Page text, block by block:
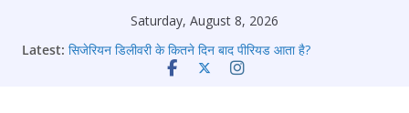
Saturday, August 8, 2026
Latest: सिजेरियन डिलीवरी के कितने दिन बाद पीरियड आता है?
पीरियड आने के संकेत: 10 शुरुआती लक्षण जो हर लड़की को जानने